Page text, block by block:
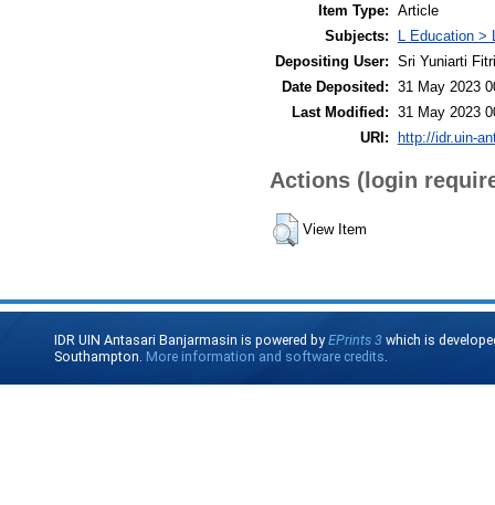
Item Type: Article
Subjects:
L Education >
Depositing User: Sri Yuniarti
Date Deposited: 31 May 2023
Last Modified: 31 May 2023
URI: http://idr.uin-
Actions (login
View Item
IDR UIN Antasari Banjarmasin is powered byEPrints 3 which is
Southampton. More information and software credits.